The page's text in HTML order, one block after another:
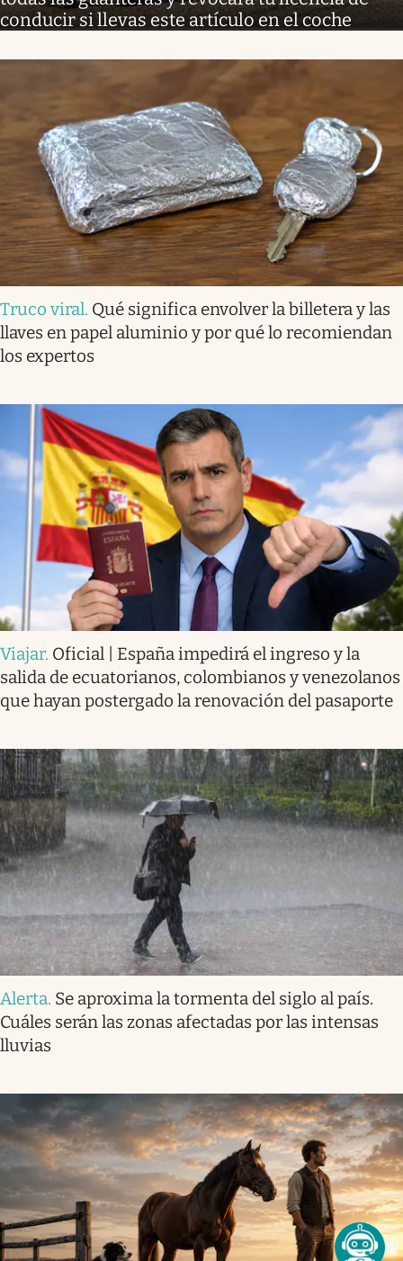
conducir si llevas este artículo en el coche
Truco viral. Qué significa envolver la billetera y las
llaves en papel aluminio y por qué lo recomiendan
los expertos
Viajar. Oficial | España impedirá el ingreso y la
salida de ecuatorianos, colombianos y venezolanos
que hayan postergado la renovación del pasaporte
Alerta. Se aproxima la tormenta del siglo al país.
Cuáles serán las zonas afectadas por las intensas
lluvias